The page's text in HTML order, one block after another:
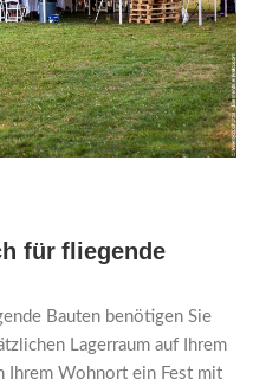
für fliegende
Bauten benötigen Sie
Lagerraum auf Ihrem
Ihrem Wohnort ein Fest mit